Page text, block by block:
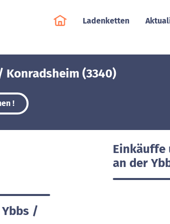
Ladenketten
Konradsheim (3340)
!
/
Einkäuffe
an der